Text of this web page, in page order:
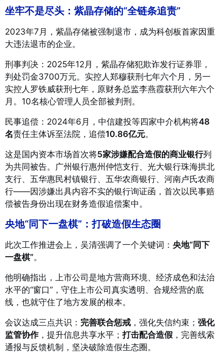
坐牢不是尽头：紫晶存储的“全链条追责”
2023年7月，紫晶存储被强制退市，成为科创板首家因重
大违法退市的企业。
刑事判决：2025年12月，紫晶存储犯欺诈发行证券罪，
判处罚金3700万元。实控人郑穆获刑七年六个月，另一
实控人罗铁威获刑七年，原财务总监李燕霞获刑六年六个
月。10名核心管理人员全部被判刑。
民事追偿：2024年6月，中信建投等四家中介机构将48
名责任主体诉至法院，追偿10.86亿元。
这是国内资本市场首次将5家涉嫌配合造假的商业银行列
为共同被告。广州银行惠州仲恺支行、光大银行珠海拱北
支行、五华惠民村镇银行、五华农商银行、河南卢氏农商
行——因涉嫌出具内容不实的银行询证函，首次以民事赔
偿被告身份出现在财务造假追偿案中。
央地“同下一盘棋”：打破造假生态圈
此次工作推进会上，吴清强调了一个关键词： 央地“同下
一盘棋”。
他明确指出，上市公司是地方营商环境、经济成色和法治
水平的“窗口”，守住上市公司真实透明、合规经营的底
线，也就守住了地方发展的根本。
会议达成三点共识： 完善联合惩戒 ，强化失信约束 ； 强化
监管协作，提升信息共享水平 ； 打击配合造假 ，完善线索
通报与反馈机制，坚决破除造假生态圈。